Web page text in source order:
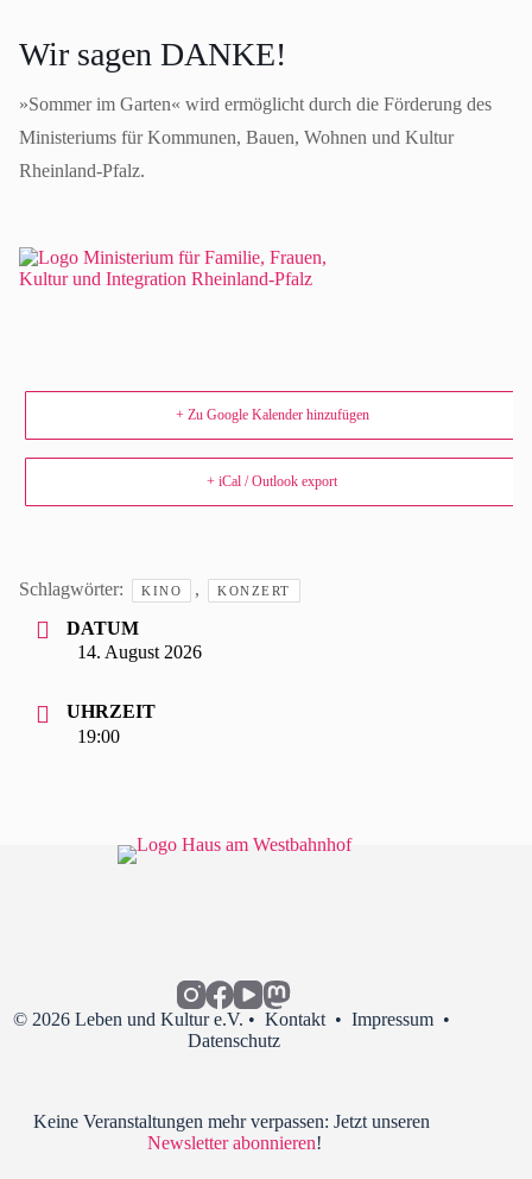
Wir sagen DANKE!
»Sommer im Garten« wird ermöglicht durch die Förderung des
Ministeriums für Kommunen, Bauen, Wohnen und Kultur
Rheinland-Pfalz.
+ Zu Google Kalender hinzufügen
+ iCal / Outlook export
Schlagwörter: KINO , KONZERT
DATUM
14. August 2026
UHRZEIT
19:00
© 2026 Leben und Kultur e.V. •Kontakt •Impressum •
Datenschutz
Keine Veranstaltungen mehr verpassen: Jetzt unseren
Newsletter abonnieren!